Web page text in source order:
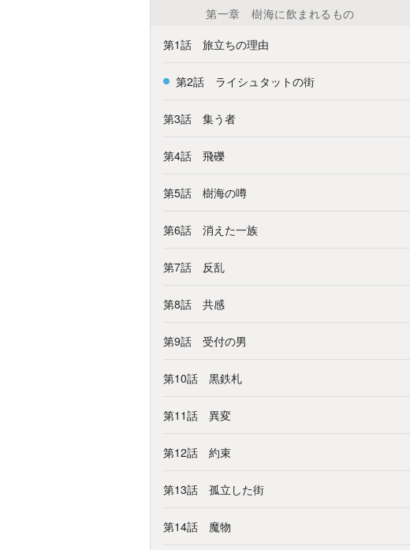
第一章 樹海に飲まれるもの
第1話 旅立ちの理由
第2話 ライシュタットの街
第3話 集う者
第4話 飛礫
第5話 樹海の噂
第6話 消えた一族
第7話 反乱
第8話 共感
第9話 受付の男
第10話 黒鉄札
第11話 異変
第12話 約束
第13話 孤立した街
第14話 魔物